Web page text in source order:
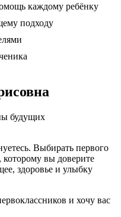
каждому ребёнку
подходу
будущих
Выбирать первого
вы доверите
здоровье и улыбку
и хочу вас